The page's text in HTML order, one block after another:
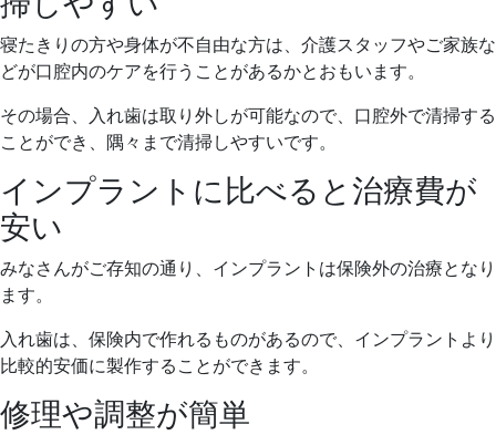
寝たきりの方や身体が不自由な方は、介護スタッフやご家族な
どが口腔内のケアを行うことがあるかとおもいます。
その場合、入れ歯は取り外しが可能なので、口腔外で清掃する
ことができ、隅々まで清掃しやすいです。
インプラントに比べると治療費が
安い
みなさんがご存知の通り、インプラントは保険外の治療となり
ます。
入れ歯は、保険内で作れるものがあるので、インプラントより
比較的安価に製作することができます。
修理や調整が簡単